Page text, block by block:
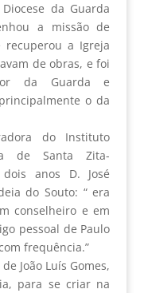
da Guarda
a missão de
recuperou a Igreja
de obras, e foi
da Guarda e
o da
do Instituto
de Santa Zita-
anos D. José
do Souto: “ era
conselheiro e em
pessoal de Paulo
frequência.”
João Luís Gomes,
para se criar na